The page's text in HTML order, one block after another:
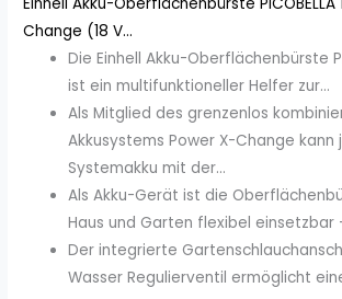
Change (18 V...
Die Einhell Akku-Oberflächenbürste
ist ein multifunktioneller Helfer zur...
Als Mitglied des grenzenlos
Akkusystems Power X-Change kann
Systemakku mit der...
Als Akku-Gerät ist die
Haus und Garten flexibel einsetzbar
Der integrierte
Wasser Regulierventil ermöglicht